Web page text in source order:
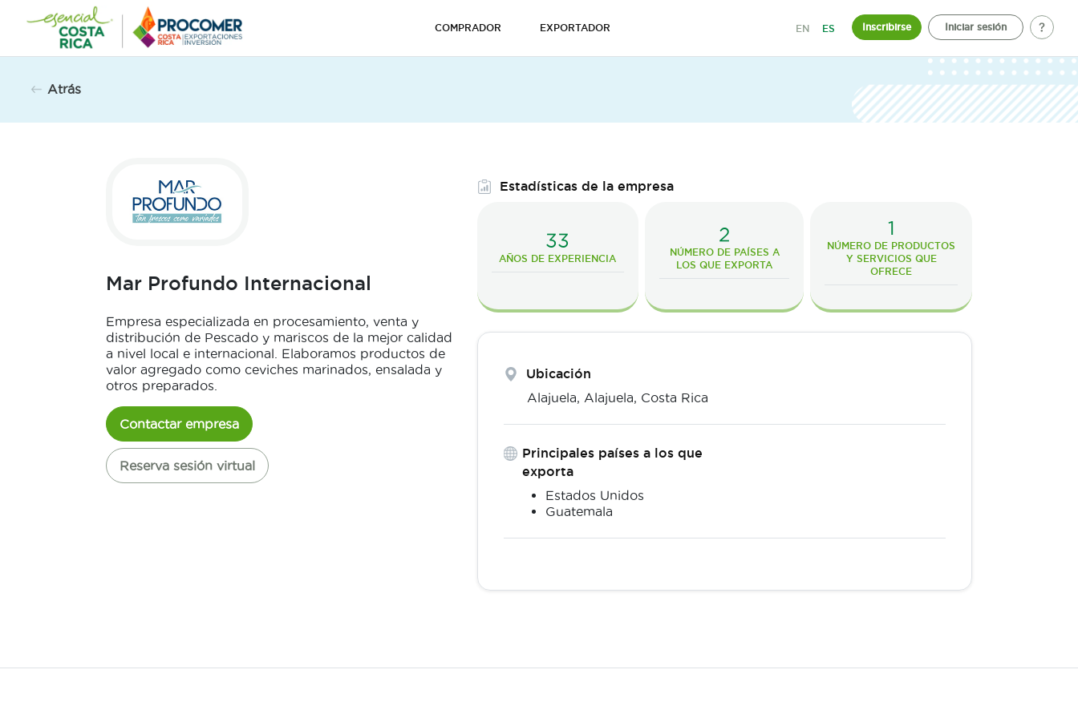
contenido
COMPRADOR EXPORTADOR EN ES Inscribirse Iniciar sesión
Atrás
Mar Profundo Internacional
Empresa especializada en procesamiento, venta y
distribución de Pescado y mariscos de la mejor calidad
a nivel local e internacional. Elaboramos productos de
valor agregado como ceviches marinados, ensalada y
otros preparados.
Contactar empresa
Reserva sesión virtual
Estadísticas de la empresa
33
AÑOS DE EXPERIENCIA
2
NÚMERO DE PAÍSES A
LOS QUE EXPORTA
1
NÚMERO DE PRODUCTOS
Y SERVICIOS QUE
OFRECE
Ubicación
Alajuela, Alajuela, Costa Rica
Principales países a los que
exporta
Estados Unidos
Guatemala